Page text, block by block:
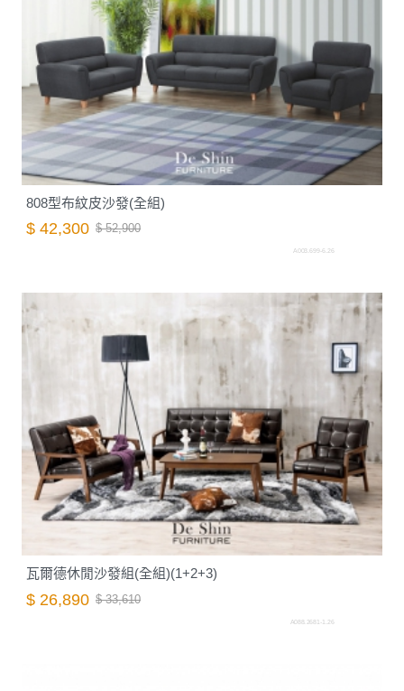
808型布紋皮沙發(全組)
$ 42,300 $ 52,900
A003.699-6.26
瓦爾德休閒沙發組(全組)(1+2+3)
$ 26,890 $ 33,610
A088.2681-1.26